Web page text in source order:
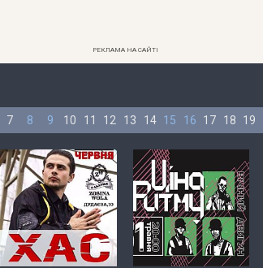
РЕКЛАМА НА САЙТІ
7 8 9 10 11 12 13 14 15 16 17 18 19